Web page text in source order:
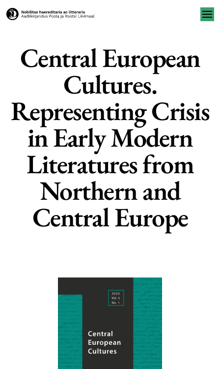
Central European
Cultures.
Representing Crisis
in Early Modern
Literatures from
Northern and
Central Europe